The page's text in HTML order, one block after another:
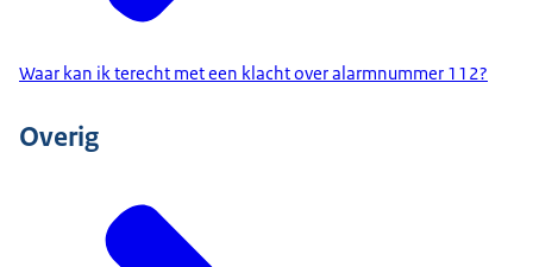
Waar kan ik terecht met een klacht over alarmnummer 112?
Overig